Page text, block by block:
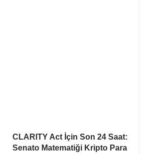
CLARITY Act İçin Son 24 Saat:
Senato Matematiği Kripto Para